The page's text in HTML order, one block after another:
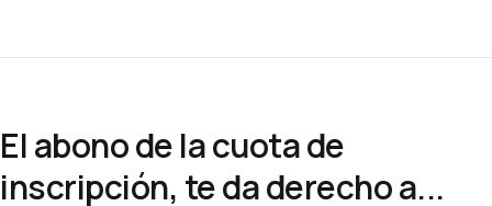
El abono de la cuota de
inscripción, te da derecho a...